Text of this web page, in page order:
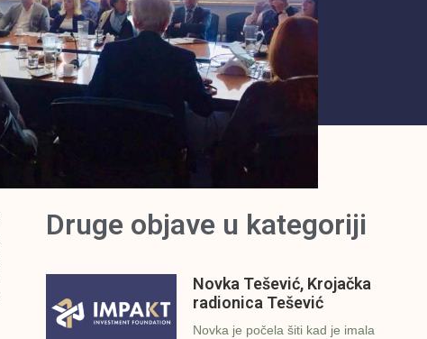
Druge objave u kategoriji
Novka Tešević, Krojačka
radionica Tešević
Novka je počela šiti kad je imala